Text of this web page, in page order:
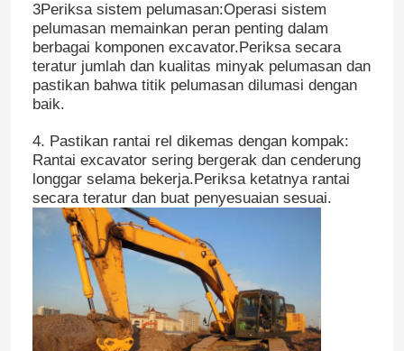
3Periksa sistem pelumasan:Operasi sistem
pelumasan memainkan peran penting dalam
berbagai komponen excavator.Periksa secara
teratur jumlah dan kualitas minyak pelumasan dan
pastikan bahwa titik pelumasan dilumasi dengan
baik.
4. Pastikan rantai rel dikemas dengan kompak:
Rantai excavator sering bergerak dan cenderung
longgar selama bekerja.Periksa ketatnya rantai
secara teratur dan buat penyesuaian sesuai.